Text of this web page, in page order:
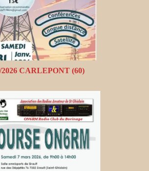
2026 CARLEPONT (60)